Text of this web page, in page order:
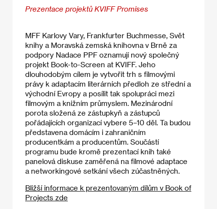
Prezentace projektů KVIFF Promises
MFF Karlovy Vary, Frankfurter Buchmesse, Svět
knihy a Moravská zemská knihovna v Brně za
podpory Nadace PPF oznamují nový společný
projekt Book-to-Screen at KVIFF. Jeho
dlouhodobým cílem je vytvořit trh s filmovými
právy k adaptacím literárních předloh ze střední a
východní Evropy a posílit tak spolupráci mezi
filmovým a knižním průmyslem. Mezinárodní
porota složená ze zástupkyň a zástupců
pořádajících organizací vybere 5–10 děl. Ta budou
představena domácím i zahraničním
producentkám a producentům. Součástí
programu bude kromě prezentací knih také
panelová diskuse zaměřená na filmové adaptace
a networkingové setkání všech zúčastněných.
Bližší informace k prezentovaným dílům v Book of
Projects zde